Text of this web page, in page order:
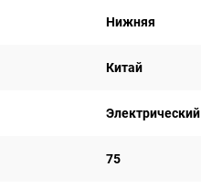
Нижняя
Китай
Электрический
75